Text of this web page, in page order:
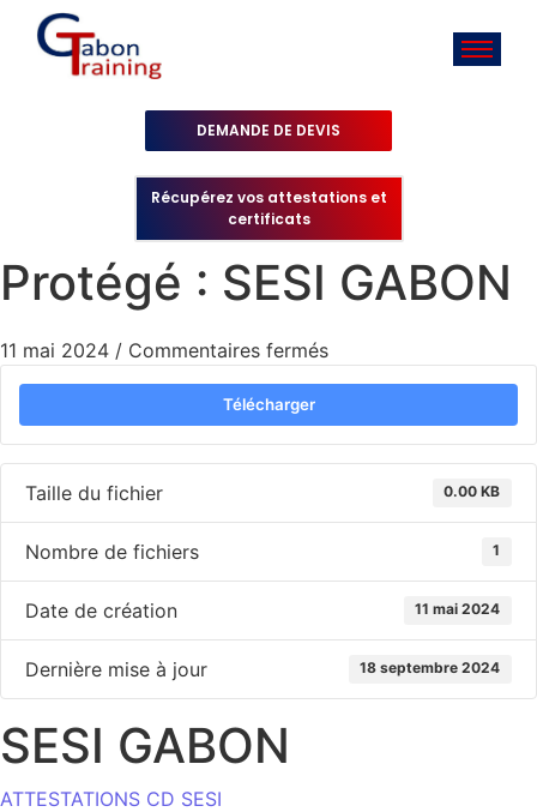
DEMANDE DE DEVIS
Récupérez vos attestations et
certificats
Protégé : SESI GABON
11 mai 2024 / Commentaires fermés
Télécharger
Taille du fichier 0.00 KB
Nombre de fichiers 1
Date de création 11 mai 2024
Dernière mise à jour 18 septembre 2024
SESI GABON
ATTESTATIONS CD SESI